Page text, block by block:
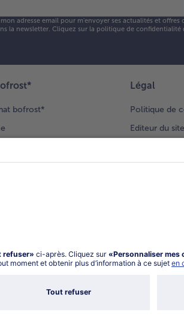
adresse email pour m'envoyer ses actualités et
la newsletter. Cliquez sur la politique de confidentialité
bofrost*
Légal
Politique de
Editeur du site
Conditions
Conditions